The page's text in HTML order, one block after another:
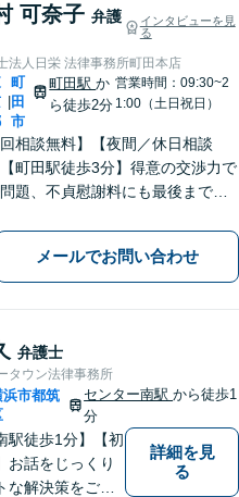
可奈子 弁護
インタビューを見
る
法人日栄 法律事務所町田本店
町
田
市
町田駅か
ら徒歩2分
営業時間：09:30~2
1:00（土日祝日）
回相談無料】【夜間／休日相談
町田駅徒歩3分】得意の交渉力で
題、不貞慰謝料にも最後まで粘
、督促から免れその後の自己破
任意整理などにより経済的再生を
いします。お悩みに真摯に向き
す。
メールでお問い合わせ
弁護士
タウン法律事務所
浜市都筑
センター南駅から徒歩1
分
駅徒歩1分】【初
お話をじっくり
な解決策をご一
詳細を見
る